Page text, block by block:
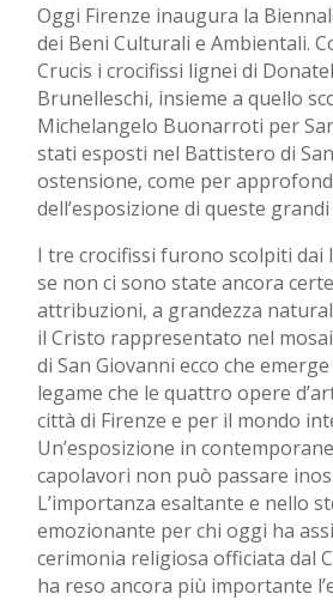
Oggi Firenze inaugura la
dei Beni Culturali e Ambientali.
Crucis i crocifissi lignei di
Brunelleschi, insieme a quello
Michelangelo Buonarroti per
stati esposti nel Battistero di
ostensione, come per
dell’esposizione di queste
I tre crocifissi furono scolpiti dai
se non ci sono state ancora
attribuzioni, a grandezza
il Cristo rappresentato nel
di San Giovanni ecco che
legame che le quattro opere
città di Firenze e per il mondo
Un’esposizione in
capolavori non può passare
L’importanza esaltante e nello
emozionante per chi oggi ha
cerimonia religiosa officiata dal
ha reso ancora più importante